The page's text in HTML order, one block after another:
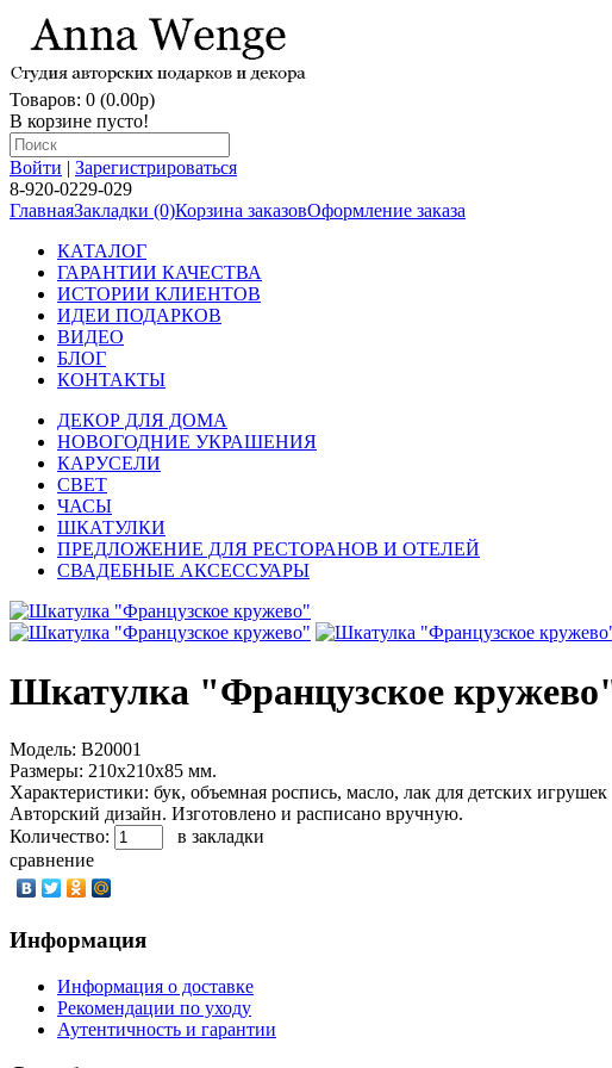
Товаров: 0 (0.00p)
В корзине пусто!
Войти | Зарегистрироваться
8-920-0229-029
ГлавнаяЗакладки (0)Корзина заказовОформление заказа
КАТАЛОГ
ГАРАНТИИ КАЧЕСТВА
ИСТОРИИ КЛИЕНТОВ
ИДЕИ ПОДАРКОВ
ВИДЕО
БЛОГ
КОНТАКТЫ
ДЕКОР ДЛЯ ДОМА
НОВОГОДНИЕ УКРАШЕНИЯ
КАРУСЕЛИ
СВЕТ
ЧАСЫ
ШКАТУЛКИ
ПРЕДЛОЖЕНИЕ ДЛЯ РЕСТОРАНОВ И ОТЕЛЕЙ
СВАДЕБНЫЕ АКСЕССУАРЫ
Шкатулка "Французское
Модель: B20001
Размеры: 210x210x85 мм.
Характеристики: бук, объемная роспись, масло, лак для детских игрушек
Авторский дизайн. Изготовлено и расписано вручную.
Количество:
в закладки
сравнение
Информация
Информация о доставке
Рекомендации по уходу
Аутентичность и гарантии